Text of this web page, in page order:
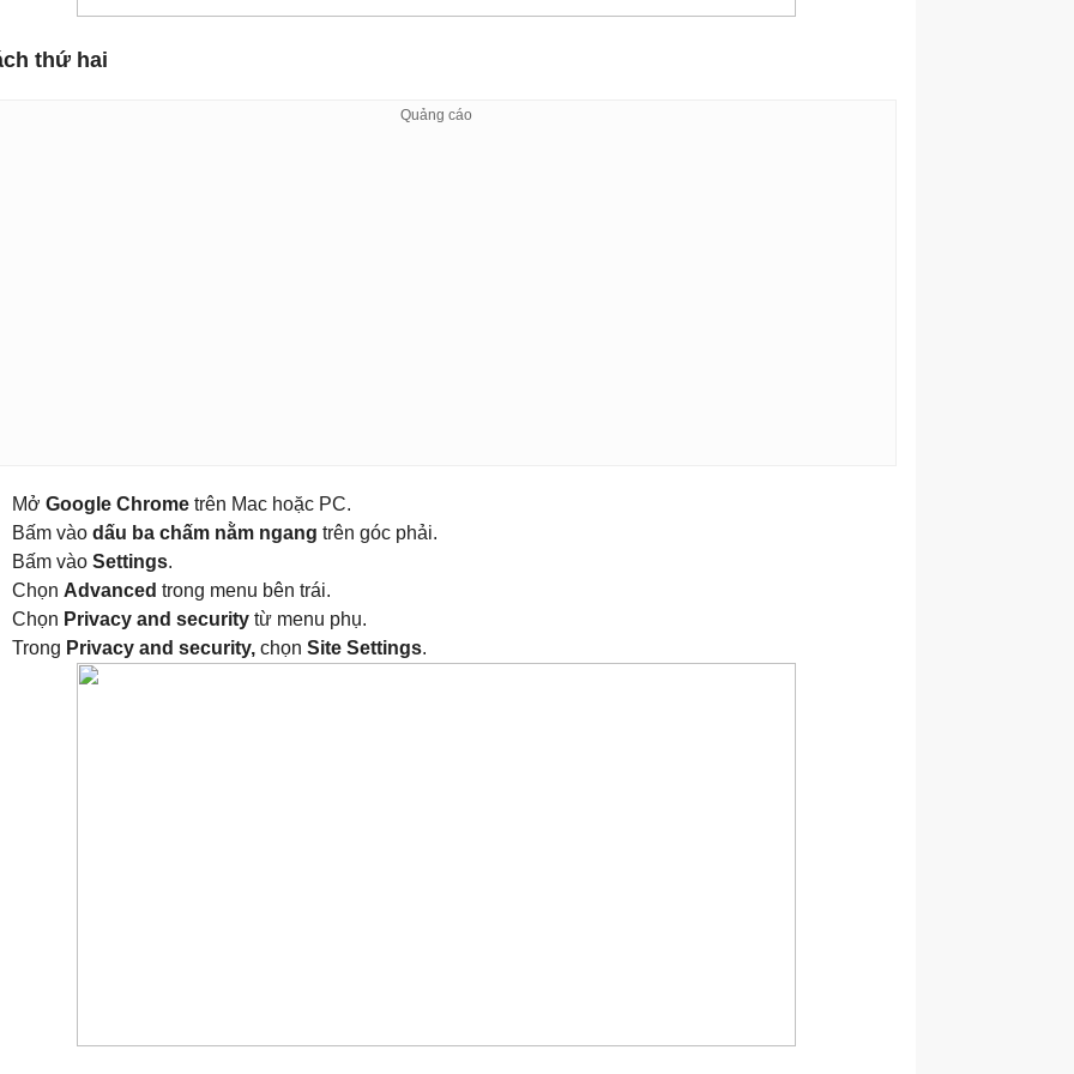
thứ hai
Mở Google Chrome trên Mac hoặc PC.
Bấm vào dấu ba chấm nằm ngang trên góc phải.
Bấm vào Settings.
Chọn Advanced trong menu bên trái.
Chọn Privacy and security từ menu phụ.
Trong Privacy and security, chọn Site Settings.